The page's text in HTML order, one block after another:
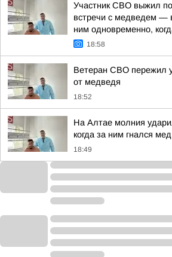
Участник СВО выжил
встречи с медведем —
ним одновременно,
18:58
Ветеран СВО пережил
от медведя
18:52
На Алтае молния
когда за ним гнался
18:49